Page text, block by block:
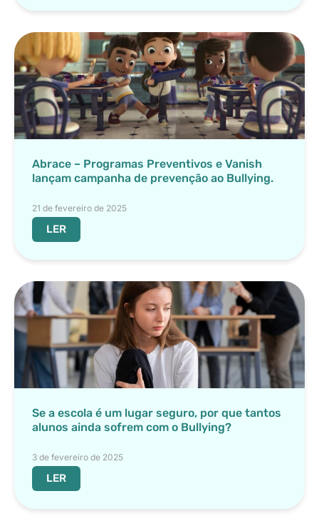
Abrace – Programas Preventivos e Vanish
lançam campanha de prevenção ao Bullying.
21 de fevereiro de 2025
LER
Se a escola é um lugar seguro, por que tantos
alunos ainda sofrem com o Bullying?
3 de fevereiro de 2025
LER